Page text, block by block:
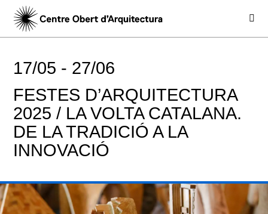
17/05 - 27/06
FESTES D’ARQUITECTURA
2025 / LA VOLTA CATALANA.
DE LA TRADICIÓ A LA
INNOVACIÓ